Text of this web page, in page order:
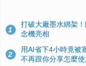
1
打破大廠墨水綁架
念機亮相
2
用AI省下4小時竟被
不再跟你分享怎麼使